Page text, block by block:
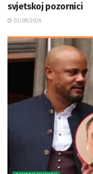
svjetskoj pozornici
03/08/2026